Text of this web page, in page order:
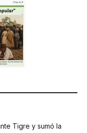
Tigre y sumó la